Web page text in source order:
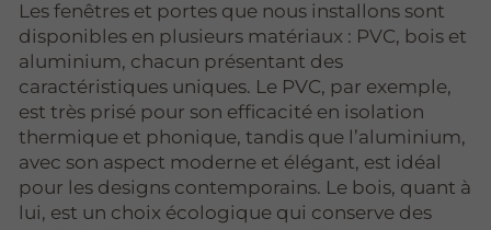
Les fenêtres et portes que nous installons sont
disponibles en plusieurs matériaux : PVC, bois et
aluminium, chacun présentant des
caractéristiques uniques. Le PVC, par exemple,
est très prisé pour son efficacité en isolation
thermique et phonique, tandis que l’aluminium,
avec son aspect moderne et élégant, est idéal
pour les designs contemporains. Le bois, quant à
lui, est un choix écologique qui conserve des